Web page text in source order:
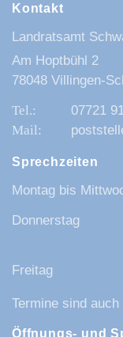
Kontakt
Landratsamt
Am Hoptbühl 2
78048 Villingen-
07721
Sprechzeiten
Montag bis
Donnerstag
Freitag
Termine sind
Öffnungs- und